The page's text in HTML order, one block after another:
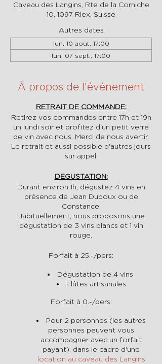
Caveau des Langins, Rte de la Corniche
10, 1097 Riex, Suisse
Autres dates
lun. 10 août, 17:00
lun. 07 sept., 17:00
À propos de l'événement
RETRAIT DE COMMANDE:
Retirez vos commandes entre 17h et 19h
un lundi soir et profitez d'un petit verre
de vin avec nous. Merci de nous avertir.
Le retrait et aussi possible d'autres jours
sur appel.
DEGUSTATION:
Durant environ 1h, dégustez 4 vins en
présence de Jean Duboux ou de
Constance.
Habituellement, nous proposons une
dégustation de 3 vins blancs et 1 vin
rouge.
Forfait à 25.-/pers:
Dégustation de 4 vins
Flûtes artisanales
Forfait à 0.-/pers:
Pour 2 personnes (les autres
personnes peuvent vous
accompagner avec un forfait
payant), dans le cadre d'une
location au caveau des Langins